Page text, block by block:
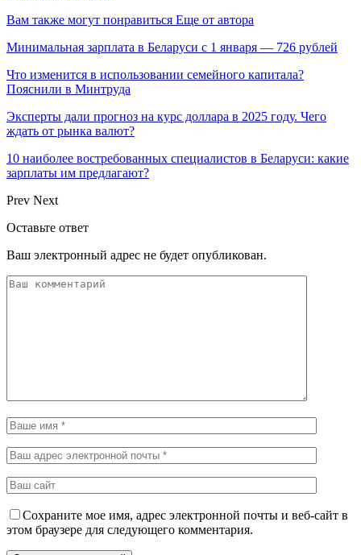
Вам также могут понравиться Еще от автора
Минимальная зарплата в Беларуси с 1 января — 726 рублей
Что изменится в использовании семейного капитала?
Пояснили в Минтруда
Эксперты дали прогноз на курс доллара в 2025 году. Чего
ждать от рынка валют?
10 наиболее востребованных специалистов в Беларуси: какие
зарплаты им предлагают?
Prev Next
Оставьте ответ
Ваш электронный адрес не будет опубликован.
Сохраните мое имя, адрес электронной почты и веб-сайт в
этом браузере для следующего комментария.